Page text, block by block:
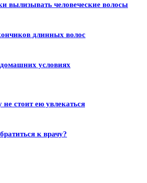
вылизывать человеческие волосы
длинных волос
условиях
стоит ею увлекаться
к врачу?